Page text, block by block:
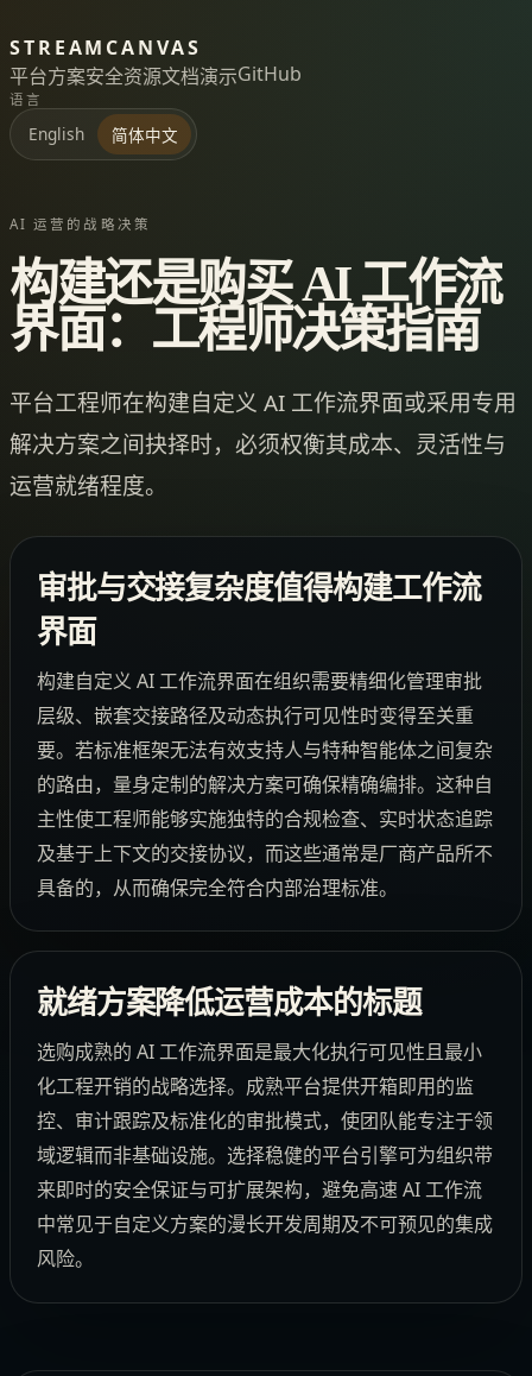
STREAMCANVAS
平台方案安全资源文档演示GitHub
语言
English 简体中文
AI 运营的战略决策
构建还是购买 AI 工作流
界面：工程师决策指南
平台工程师在构建自定义 AI 工作流界面或采用专用
解决方案之间抉择时，必须权衡其成本、灵活性与
运营就绪程度。
审批与交接复杂度值得构建工作流
界面
构建自定义 AI 工作流界面在组织需要精细化管理审批
层级、嵌套交接路径及动态执行可见性时变得至关重
要。若标准框架无法有效支持人与特种智能体之间复杂
的路由，量身定制的解决方案可确保精确编排。这种自
主性使工程师能够实施独特的合规检查、实时状态追踪
及基于上下文的交接协议，而这些通常是厂商产品所不
具备的，从而确保完全符合内部治理标准。
就绪方案降低运营成本的标题
选购成熟的 AI 工作流界面是最大化执行可见性且最小
化工程开销的战略选择。成熟平台提供开箱即用的监
控、审计跟踪及标准化的审批模式，使团队能专注于领
域逻辑而非基础设施。选择稳健的平台引擎可为组织带
来即时的安全保证与可扩展架构，避免高速 AI 工作流
中常见于自定义方案的漫长开发周期及不可预见的集成
风险。